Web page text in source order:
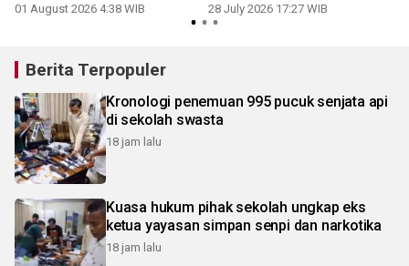
01 August 2026 4:38 WIB 28 July 2026 17:27 WIB
Berita Terpopuler
Kronologi penemuan 995 pucuk senjata api
di sekolah swasta
18 jam lalu
Kuasa hukum pihak sekolah ungkap eks
ketua yayasan simpan senpi dan narkotika
18 jam lalu